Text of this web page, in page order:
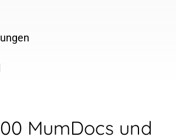
MumDocs und